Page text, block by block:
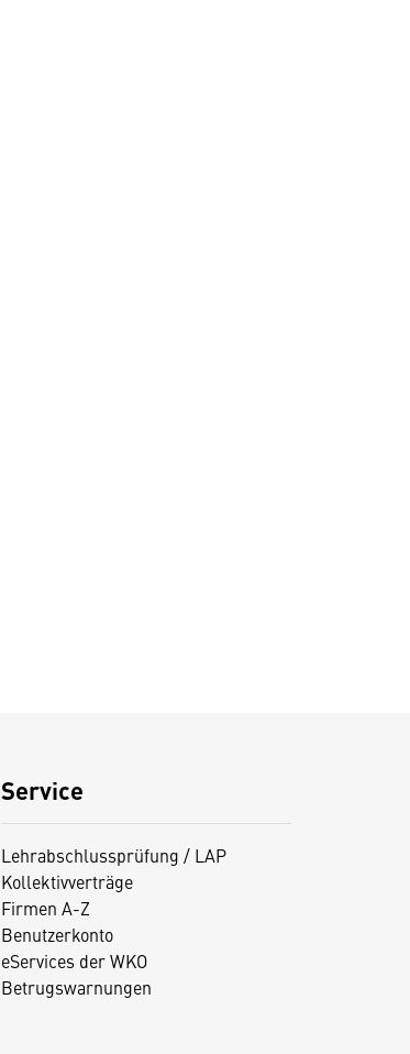
Service
Lehrabschlussprüfung / LAP
Kollektivverträge
Firmen A-Z
Benutzerkonto
eServices der WKO
Betrugswarnungen